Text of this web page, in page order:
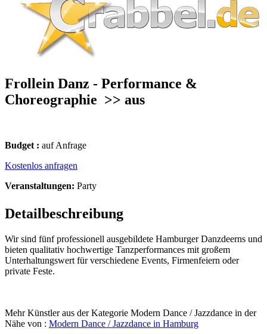
Frollein Danz - Performance &
Choreographie >> aus
Budget : auf Anfrage
Kostenlos anfragen
Veranstaltungen: Party
Detailbeschreibung
Wir sind fünf professionell ausgebildete Hamburger Danzdeerns und
bieten qualitativ hochwertige Tanzperformances mit großem
Unterhaltungswert für verschiedene Events, Firmenfeiern oder
private Feste.
Mehr Künstler aus der Kategorie Modern Dance / Jazzdance in der
Nähe von : Modern Dance / Jazzdance in Hamburg